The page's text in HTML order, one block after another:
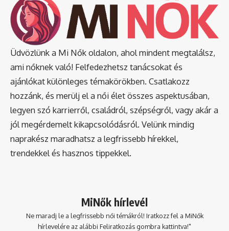
Üdvözlünk a Mi Nők oldalon, ahol mindent megtalálsz,
ami nőknek való! Felfedezhetsz tanácsokat és
ajánlókat különleges témakörökben. Csatlakozz
hozzánk, és merülj el a női élet összes aspektusában,
legyen szó karrierről, családról, szépségről, vagy akár a
jól megérdemelt kikapcsolódásról. Velünk mindig
naprakész maradhatsz a legfrissebb hírekkel,
trendekkel és hasznos tippekkel.
MiNők hírlevél
Ne maradj le a legfrissebb női témákról! Iratkozz fel a MiNők
hírlevelére az alábbi Feliratkozás gombra kattintva!"